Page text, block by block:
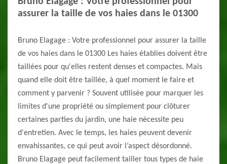
assurer la taille de vos haies dans le 01300
Bruno Elagage : Votre professionnel pour assurer la taille
de vos haies dans le 01300 Les haies établies doivent être
taillées pour qu'elles restent denses et compactes. Mais
quand elle doit être taillée, à quel moment le faire et
comment y parvenir ? Souvent utilisée pour marquer les
limites d'une propriété ou simplement pour clôturer
certaines parties du jardin, une haie nécessite peu
d'entretien. Avec le temps, les haies peuvent devenir
envahissantes, ce qui peut avoir l’aspect désordonné.
Bruno Elagage peut facilement tailler tous types de haie